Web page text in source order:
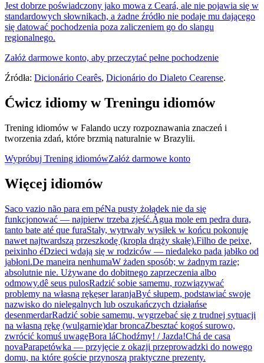
Jest dobrze poświadczony jako mowa z Ceará, ale nie pojawia się w
standardowych słownikach, a żadne źródło nie podaje mu dającego
się datować pochodzenia poza zaliczeniem go do slangu
regionalnego.
Załóż darmowe konto, aby przeczytać pełne pochodzenie
Źródła: Dicionário Cearês, Dicionário do Dialeto Cearense.
Ćwicz idiomy w Treningu idiomów
Trening idiomów w Falando uczy rozpoznawania znaczeń i
tworzenia zdań, które brzmią naturalnie w Brazylii.
Wypróbuj Trening idiomówZałóż darmowe konto
Więcej idiomów
Saco vazio não para em péNa pusty żołądek nie da się
funkcjonować — najpierw trzeba zjeść.Água mole em pedra dura,
tanto bate até que furaStały, wytrwały wysiłek w końcu pokonuje
nawet najtwardszą przeszkodę (kropla drąży skałę).Filho de peixe,
peixinho éDzieci wdają się w rodziców — niedaleko pada jabłko od
jabłoni.De maneira nenhumaW żaden sposób; w żadnym razie;
absolutnie nie. Używane do dobitnego zaprzeczenia albo
odmowy.dê seus pulosRadzić sobie samemu, rozwiązywać
problemy na własną rękęser laranjaByć słupem, podstawiać swoje
nazwisko do nielegalnych lub oszukańczych działańse
desenmerdarRadzić sobie samemu, wygrzebać się z trudnej sytuacji
na własną rękę (wulgarnie)dar broncaZbesztać kogoś surowo,
zwrócić komuś uwagęBora láChodźmy! / Jazda!Chá de casa
novaParapetówka — przyjęcie z okazji przeprowadzki do nowego
domu, na które goście przynoszą praktyczne prezenty.